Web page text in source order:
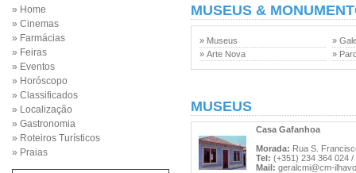
» Home
» Cinemas
» Farmácias
» Feiras
» Eventos
» Horóscopo
» Classificados
» Localização
» Gastronomia
» Roteiros Turísticos
» Praias
MUSEUS &
» Museus
»
» Arte Nova
»
MUSEUS
Casa Gafanhoa
Morada: Rua S.
Tel: (+351) 234 364 024
Mail: geralcmi@cm-